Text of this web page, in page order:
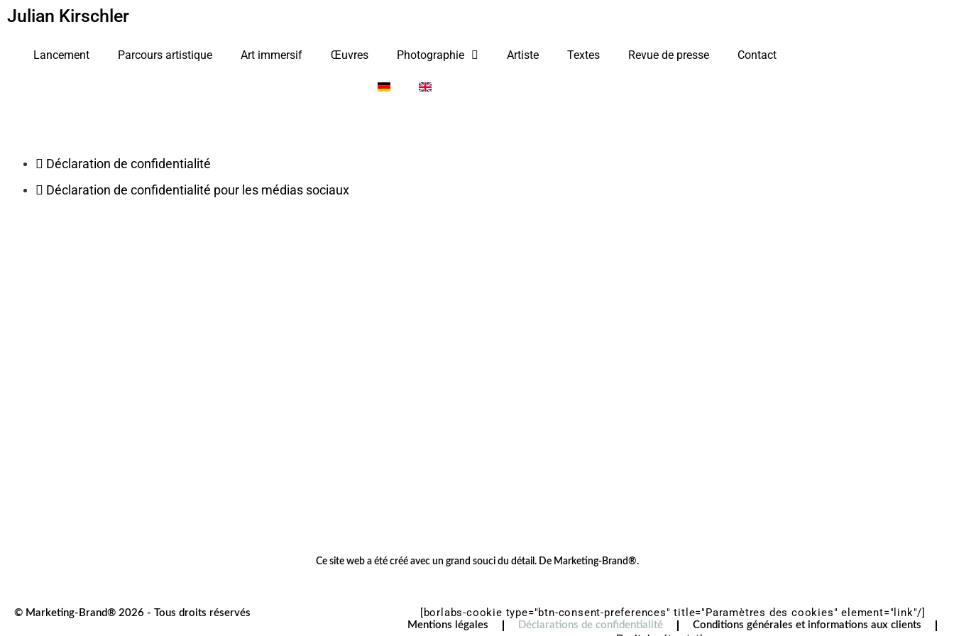
principal
Julian Kirschler
Lancement Parcours artistique Art immersif Œuvres Photographie Artiste Textes Revue de presse Contact
Déclaration de confidentialité
Déclaration de confidentialité pour les médias sociaux
Ce site web a été créé avec un grand souci du détail. De Marketing-Brand®.
© Marketing-Brand® 2026 - Tous droits réservés [borlabs-cookie type="btn-consent-preferences" title="Paramètres des cookies" element="link"/]
Mentions légales Déclarations de confidentialité
Conditions générales et informations aux clients